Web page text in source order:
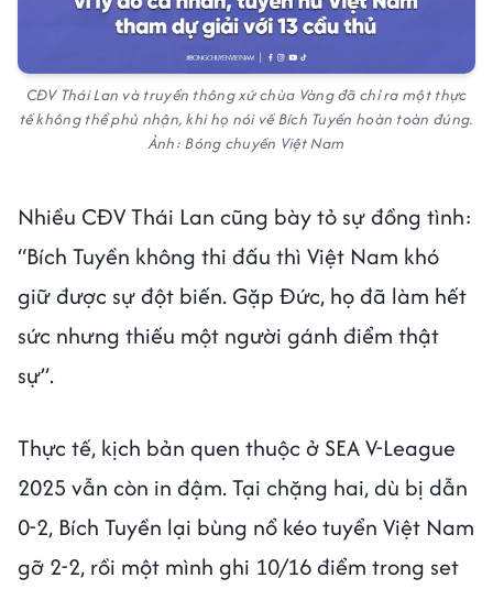
CĐV Thái Lan và truyền thông xứ chùa Vàng đã chỉ ra một thực
tế không thể phủ nhận, khi họ nói về Bích Tuyền hoàn toàn đúng.
Ảnh: Bóng chuyền Việt Nam
Nhiều CĐV Thái Lan cũng bày tỏ sự đồng tình:
“Bích Tuyền không thi đấu thì Việt Nam khó
giữ được sự đột biến. Gặp Đức, họ đã làm hết
sức nhưng thiếu một người gánh điểm thật
sự”.
Thực tế, kịch bản quen thuộc ở SEA V-League
2025 vẫn còn in đậm. Tại chặng hai, dù bị dẫn
0-2, Bích Tuyền lại bùng nổ kéo tuyển Việt Nam
gỡ 2-2, rồi một mình ghi 10/16 điểm trong set